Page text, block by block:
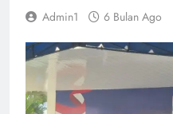
Admin1 6 Bulan Ago